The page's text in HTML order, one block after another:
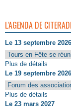
L'AGENDA DE
Le 13 septembre 2026
Tours en Fête se
Plus de détails
Le 19 septembre 2026
Forum des
Plus de détails
Le 23 mars 2027